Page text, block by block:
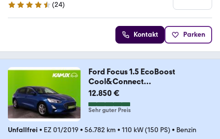
4.4 Sterne
(24)
Kontakt Parken
Ford Focus 1.5 EcoBoost
Cool&Connect
ACC+NAVI+DAB+KAM
12.850 €
Sehr guter Preis
Unfallfrei • EZ 01/2019 • 56.782 km • 110 kW (150 PS) • Benzin